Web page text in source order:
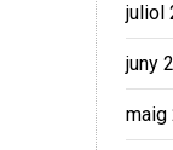
juliol
juny
maig